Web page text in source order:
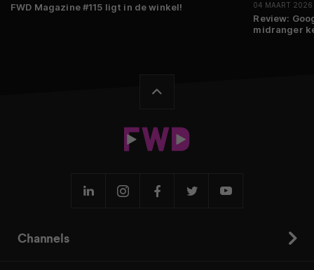
FWD Magazine #115 ligt in de winkel!
04 MAART 2026
Review:
midranger
Channels